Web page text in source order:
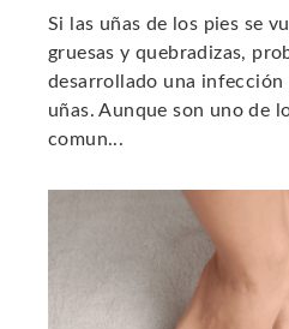
Si las uñas de los pies se
gruesas y quebradizas,
desarrollado una infección
uñas. Aunque son uno de
comun...